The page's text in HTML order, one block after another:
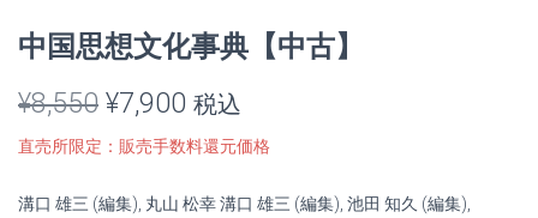
中国思想文化事典【中古】
¥8,550 元
の
価
¥7,900 現
在
の
税込
直売所限定：販売手数料還元価格
溝口 雄三 (編集), 丸山 松幸 溝口 雄三 (編集), 池田 知久 (編集),